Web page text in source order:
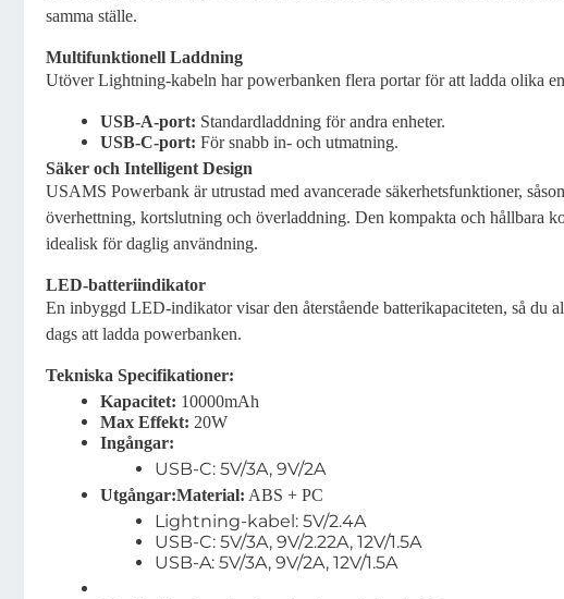
samma ställe.
Multifunktionell Laddning
Utöver Lightning-kabeln har powerbanken flera portar för att ladda olika
USB-A-port: Standardladdning för andra enheter.
USB-C-port: För snabb in- och utmatning.
Säker och Intelligent Design
USAMS Powerbank är utrustad med avancerade säkerhetsfunktioner,
överhettning, kortslutning och överladdning. Den kompakta och hållbara
idealisk för daglig användning.
LED-batteriindikator
En inbyggd LED-indikator visar den återstående batterikapaciteten, så du
dags att ladda powerbanken.
Tekniska Specifikationer:
Kapacitet: 10000mAh
Max Effekt: 20W
Ingångar:
USB-C: 5V/3A, 9V/2A
Utgångar:Material: ABS + PC
Lightning-kabel: 5V/2.4A
USB-C: 5V/3A, 9V/2.22A, 12V/1.5A
USB-A: 5V/3A, 9V/2A, 12V/1.5A